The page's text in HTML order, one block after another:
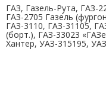
ГАЗ, Газель-Рута, ГАЗ-
ГАЗ-2705 Газель
ГАЗ-3110, ГАЗ-31105,
(борт.), ГАЗ-33023
Хантер, УАЗ-315195,